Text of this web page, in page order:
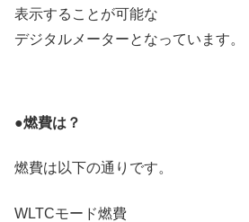
表示することが可能な
デジタルメーターとなっています。
●燃費は？
燃費は以下の通りです。
WLTCモード燃費